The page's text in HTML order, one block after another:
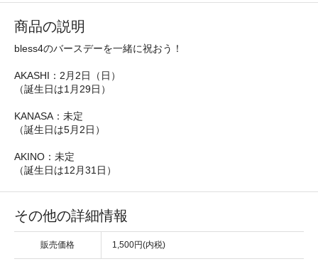
商品の説明
bless4のバースデーを一緒に祝おう！
AKASHI：2月2日（日）
（誕生日は1月29日）
KANASA：未定
（誕生日は5月2日）
AKINO：未定
（誕生日は12月31日）
その他の詳細情報
販売価格 1,500円(内税)